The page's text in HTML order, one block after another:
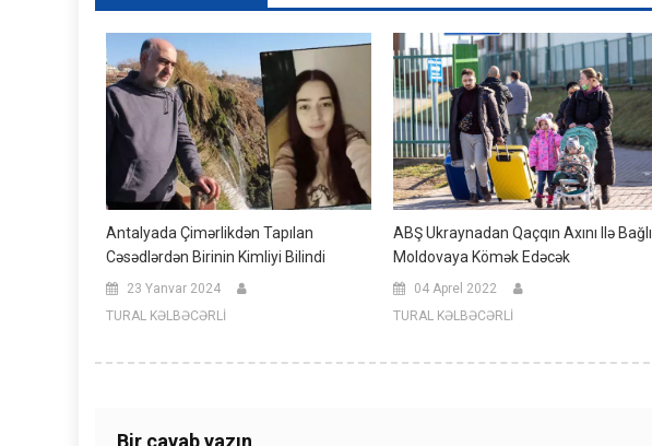
Antalyada Çimərlikdən Tapılan
Cəsədlərdən Birinin Kimliyi Bilindi
23 Yanvar 2024
TURAL KƏLBƏCƏRLİ
ABŞ Ukraynadan Qaçqın Axını Ilə Bağlı
Moldovaya Kömək Edəcək
04 Aprel 2022
TURAL KƏLBƏCƏRLİ
Bir cavab yazın